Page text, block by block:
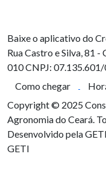
Baixe o aplicativo do
Rua Castro e Silva, 81 -
010CNPJ:
Como chegar
Copyright © 2025
Agronomia do Ceará.
Desenvolvido pela GETI
GETI